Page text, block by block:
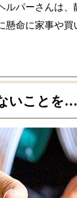
パーさんは、
懸命に家事や買
いことを